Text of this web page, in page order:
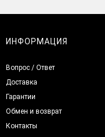
ИНФОРМАЦИЯ
Вопрос / Ответ
Доставка
Гарантии
Обмен и возврат
Контакты